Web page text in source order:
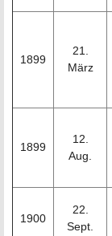
1899
21.
März
1899
12.
Aug.
1900
22.
Sept.